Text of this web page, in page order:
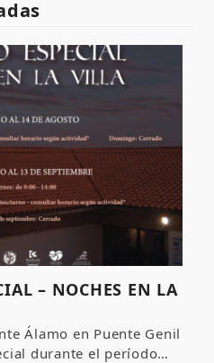
– NOCHES EN LA
Álamo en Puente Genil
durante el período…